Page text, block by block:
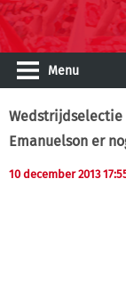
Menu
Wedstrijdselectie
Emanuelson er
10 december 2013